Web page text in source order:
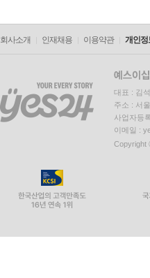
회사소개 인재채용 이용약관 개인정
대표 : 김
주소 : 서
사업자등
이메일 :
Copyright